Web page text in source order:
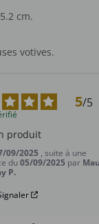
cm.
votives.
5/5
produit
09/2025 , suite à une
du05/09/2025 par
P.